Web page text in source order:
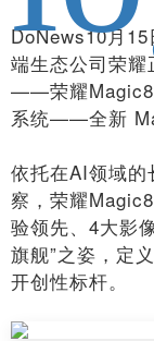
DoNews10月
端生态公司荣
——荣耀Magic8
系统——全新
依托在AI领域的
察，荣耀
验领先、4大影
旗舰”之姿，定
开创性标杆。